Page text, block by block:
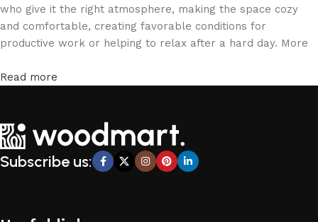
who give it the right atmosphere, making the space cozy
and comfortable, creating favorable conditions for
productive work or helping to relax after a hard day. More
online store, when you can sit down at the computer in your
of furniture: both home and office furniture are available.
Furniture production is a modern form of art
Furniture manufacturers, as well as manufacturers of other
creations - furniture from professional craftsmen, which will
Read more
Subscribe us: